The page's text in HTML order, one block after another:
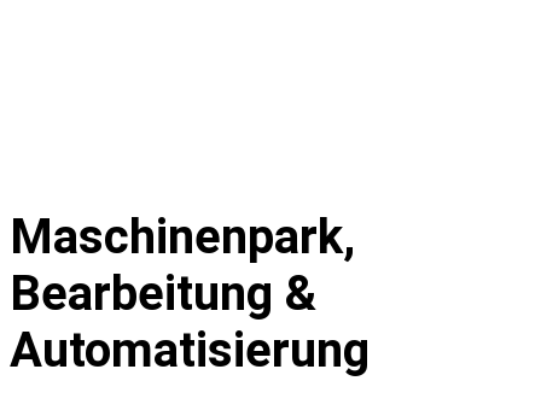
Maschinenpark,
Bearbeitung &
Automatisierung